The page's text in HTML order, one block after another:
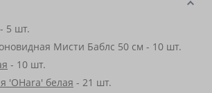
- 5 шт.
Мисти Баблс 50 см - 10 шт.
- 10 шт.
'OHara' белая - 21 шт.